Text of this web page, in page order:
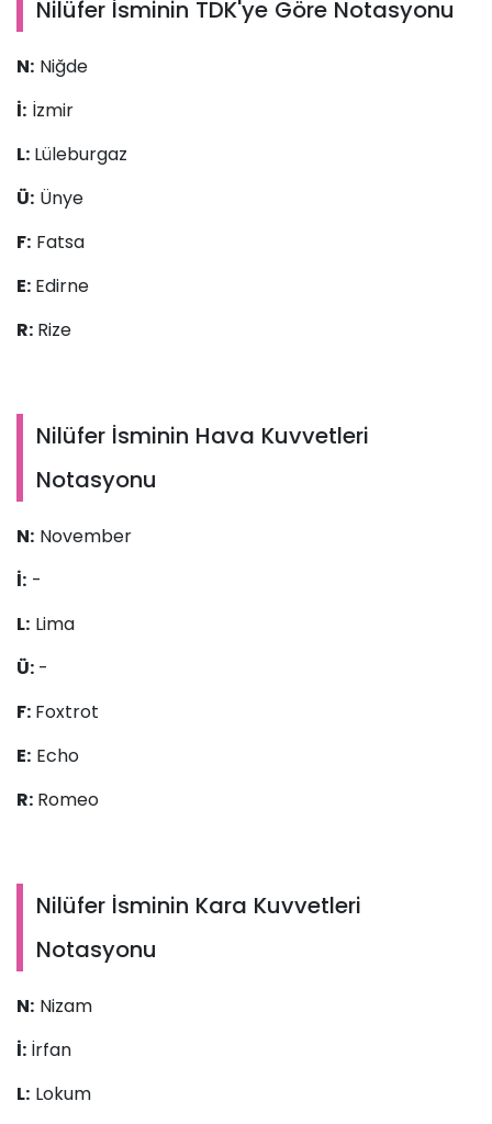
Nilüfer İsminin TDK'ye Göre Notasyonu
N: Niğde
İ: İzmir
L: Lüleburgaz
Ü: Ünye
F: Fatsa
E: Edirne
R: Rize
Nilüfer İsminin Hava Kuvvetleri
Notasyonu
N: November
İ: -
L: Lima
Ü: -
F: Foxtrot
E: Echo
R: Romeo
Nilüfer İsminin Kara Kuvvetleri
Notasyonu
N: Nizam
İ: İrfan
L: Lokum